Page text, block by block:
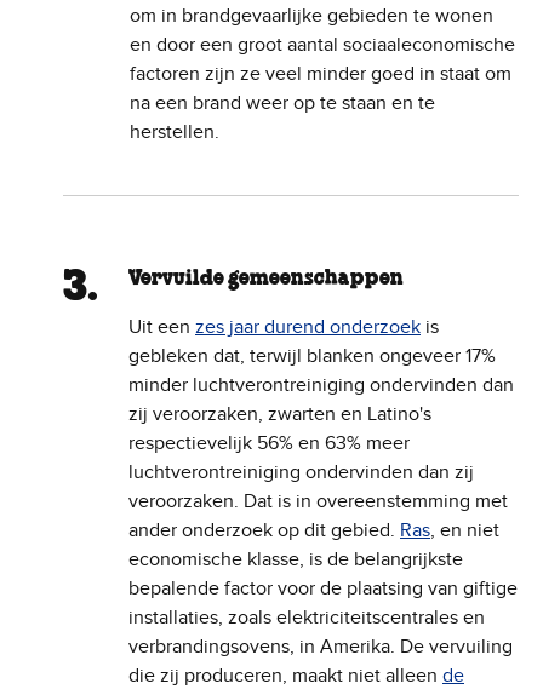
om in brandgevaarlijke gebieden te wonen
en door een groot aantal sociaaleconomische
factoren zijn ze veel minder goed in staat om
na een brand weer op te staan en te
herstellen.
Vervuilde gemeenschappen
Uit een zes jaar durend onderzoek is
gebleken dat, terwijl blanken ongeveer 17%
minder luchtverontreiniging ondervinden dan
zij veroorzaken, zwarten en Latino's
respectievelijk 56% en 63% meer
luchtverontreiniging ondervinden dan zij
veroorzaken. Dat is in overeenstemming met
ander onderzoek op dit gebied. Ras, en niet
economische klasse, is de belangrijkste
bepalende factor voor de plaatsing van giftige
installaties, zoals elektriciteitscentrales en
verbrandingsovens, in Amerika. De vervuiling
die zij produceren, maakt niet alleen de